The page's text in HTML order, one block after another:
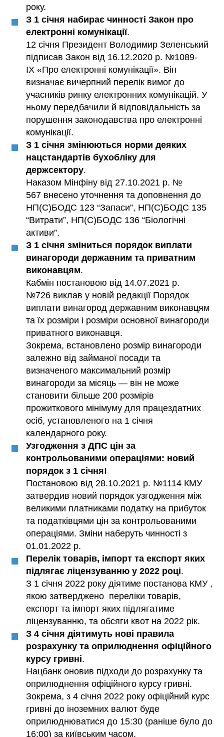
року.
З 1 січня набирає чинності Закон про
електронні комунікації.
12 січня Президент Володимир Зеленський
підписав Закон від 16.12.2020 р. №1089-
IX «Про електронні комунікації». Він
визначає вичерпний перелік вимог до
учасників ринку електронних комунікацій. У
ньому передбачили й відповідальність за
порушення законодавства про електронні
комунікації.
З 1 січня змінюються норми деяких
нацстандартів бухобліку для
держсектору.
Наказом Мінфіну від 27.10.2021 р. №
567 внесено уточнення та доповнення до
НП(С)БОДС 123 “Запаси”, НП(С)БОДС 135
“Витрати”, НП(С)БОДС 136 “Біологічні
активи”.
З 1 січня зміниться порядок виплати
винагороди державним та приватним
виконавцям.
Кабмін постановою від 14.07.2021 р.
№726 виклав у новій редакції Порядок
виплати винагород державним виконавцям
та їх розміри і розміри основної винагороди
приватного виконавця.
Зокрема, встановлено розмір винагороди
залежно від займаної посади та
визначеного максимальний розмір
винагороди за місяць — він не може
становити більше 200 розмірів
прожиткового мінімуму для працездатних
осіб, установленого на 1 січня
календарного року.
Узгодження з ДПС цін за
контрольованими операціями: новий
порядок з 1 січня!
Постановою від 28.10.2021 р. №1114 КМУ
затвердив новий порядок узгодження між
великими платниками податку на прибуток
та податківцями цін за контрольованими
операціями. Зміни наберуть чинності з
01.01.2022 р.
Перелік товарів, імпорт та експорт яких
підлягає ліцензуванню у 2022 році.
З 1 січня 2022 року діятиме постанова КМУ ,
якою затверджено переліки товарів,
експорт та імпорт яких підлягатиме
ліцензуванню, та обсяги квот на 2022 рік.
З 4 січня діятимуть нові правила
розрахунку та оприлюднення офіційного
курсу гривні.
Нацбанк оновив підходи до розрахунку та
оприлюднення офіційного курсу гривні.
Зокрема, з 4 січня 2022 року офіційний курс
гривні до іноземних валют буде
оприлюднюватися до 15:30 (раніше було до
16:00) за київським часом.